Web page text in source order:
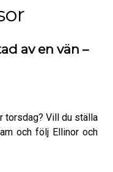
av en vän –
torsdag? Vill du ställa
och följ Ellinor och